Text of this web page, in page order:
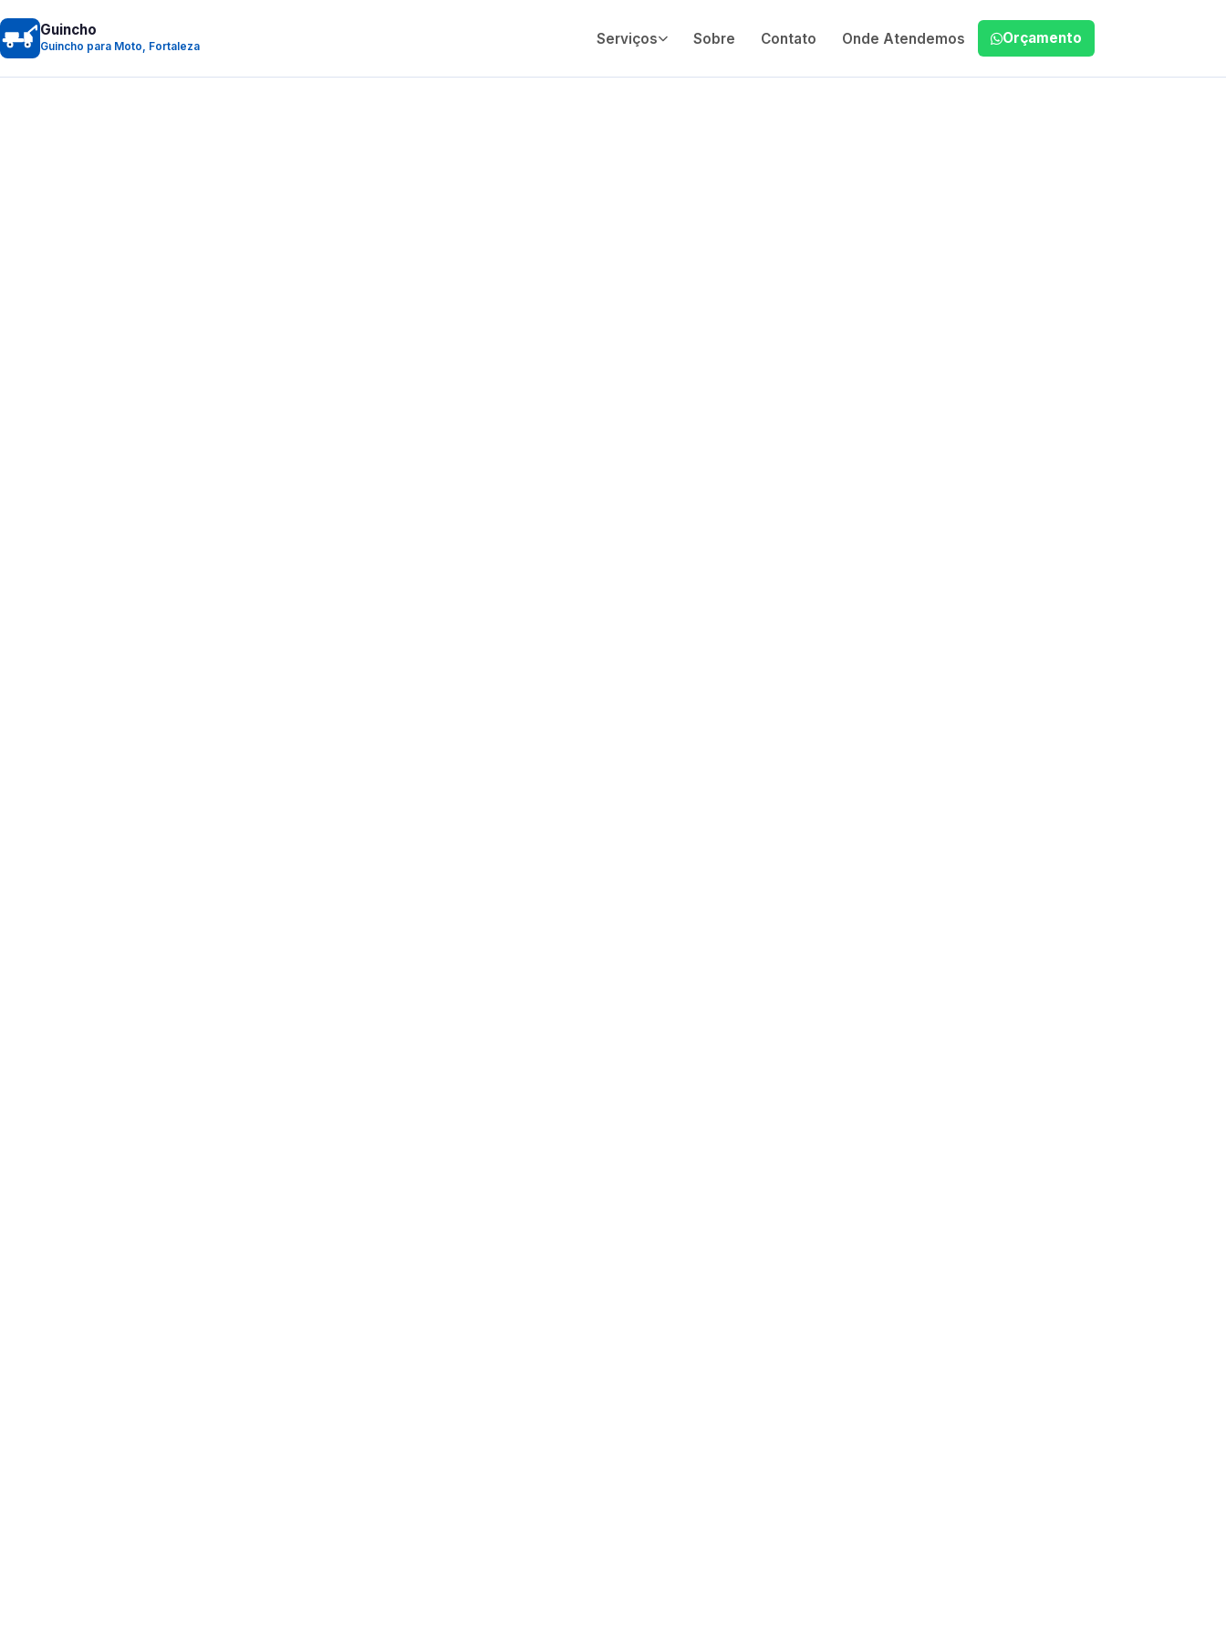
Guincho
Guincho para Moto, Fortaleza Serviços Sobre Contato Onde Atendemos Orçamento